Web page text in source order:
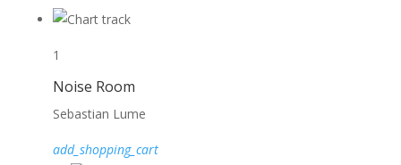
1
Noise Room
Sebastian Lume
add_shopping_cart